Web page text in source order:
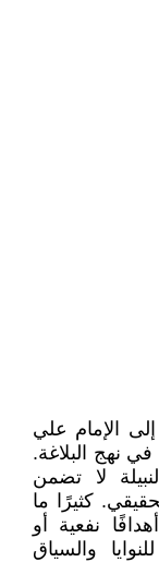
الإمام علي
نهج البلاغة.
لا تضمن
كثيرًا ما
نفعية أو
والسياق